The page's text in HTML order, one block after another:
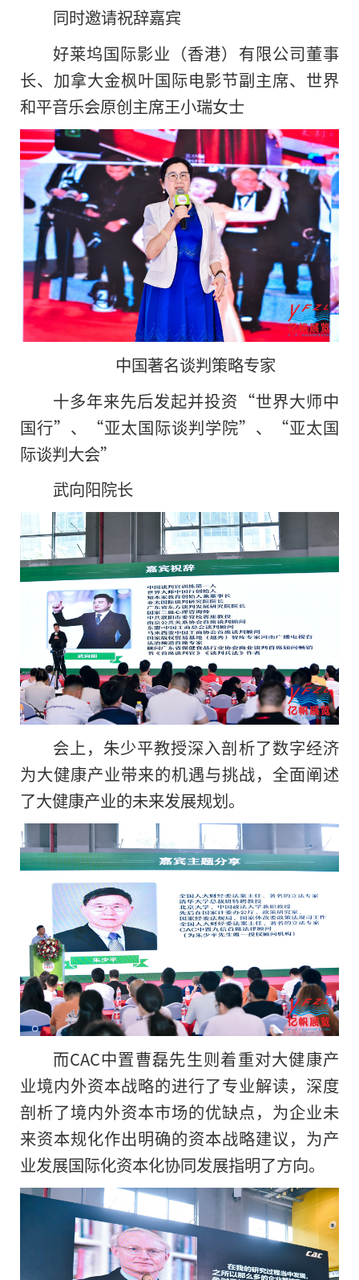
同时邀请祝辞嘉宾
好莱坞国际影业（香港）有限公司董事
长、加拿大金枫叶国际电影节副主席、世界
和平音乐会原创主席王小瑞女士
中国著名谈判策略专家
十多年来先后发起并投资“世界大师中
国行”、“亚太国际谈判学院”、“亚太国
际谈判大会”
武向阳院长
会上，朱少平教授深入剖析了数字经济
为大健康产业带来的机遇与挑战，全面阐述
了大健康产业的未来发展规划。
而CAC中置曹磊先生则着重对大健康产
业境内外资本战略的进行了专业解读，深度
剖析了境内外资本市场的优缺点，为企业未
来资本规化作出明确的资本战略建议，为产
业发展国际化资本化协同发展指明了方向。